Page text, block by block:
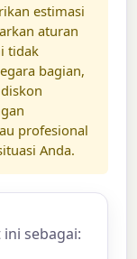
estimasi
aturan
tidak
bagian,
profesional
Anda.
sebagai: